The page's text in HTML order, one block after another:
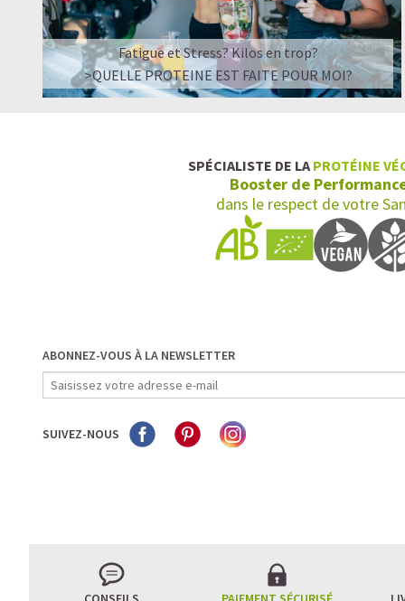
Fatigue et Stress? Kilos en trop?
>QUELLE PROTEINE EST FAITE POUR MOI?
SPÉCIALISTE DE LA PROTÉINE
Booster de
dans le respect de votre
ABONNEZ-VOUS À LA NEWSLETTER
SUIVEZ-NOUS